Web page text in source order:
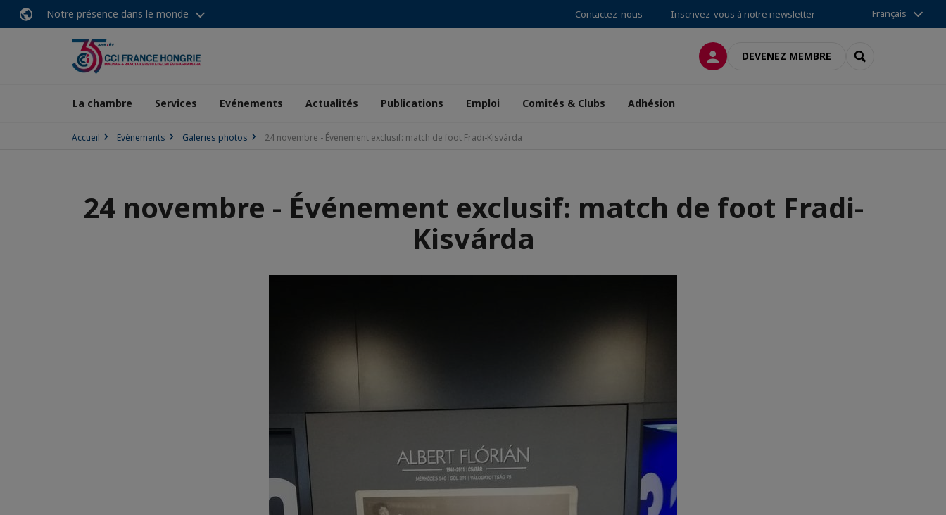
Notre présence dans le monde Contactez-nous Inscrivez-vous à notre newsletter Français
CONNEXIONDEVENEZ MEMBRE RECHERCHER
La chambre Services Evénements Actualités Publications Emploi Comités & Clubs Adhésion
Accueil Evénements Galeries photos 24 novembre - Événement exclusif: match de foot Fradi-Kisvárda
24 novembre - Événement exclusif: match de foot Fradi-
Kisvárda